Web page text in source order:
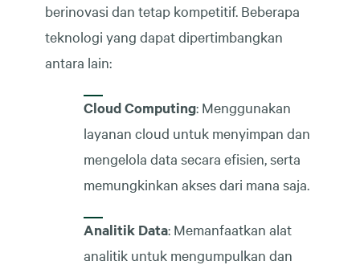
berinovasi dan tetap kompetitif. Beberapa
teknologi yang dapat dipertimbangkan
antara lain:
Cloud Computing: Menggunakan
layanan cloud untuk menyimpan dan
mengelola data secara efisien, serta
memungkinkan akses dari mana saja.
Analitik Data: Memanfaatkan alat
analitik untuk mengumpulkan dan